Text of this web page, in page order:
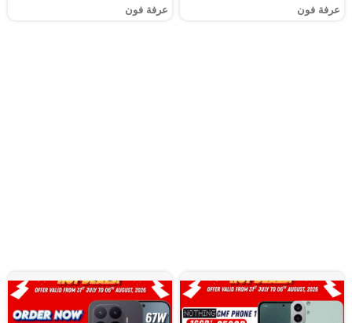
عرفة فون عرفة فون